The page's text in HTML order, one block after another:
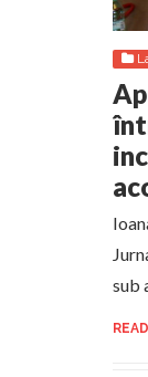
sub